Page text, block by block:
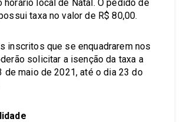
horário local de Natal. O pedido de
taxa no valor de R$ 80,00.
inscritos que se enquadrarem nos
solicitar a isenção da taxa a
de maio de 2021, até o dia 23 do